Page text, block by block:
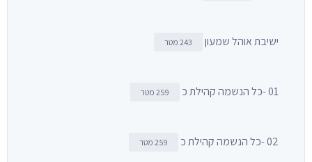
ישיבת אוהל שמעון 243 מטר
01 -כל הנשמה קהילת כ 259 מטר
02 -כל הנשמה קהילת כ 259 מטר